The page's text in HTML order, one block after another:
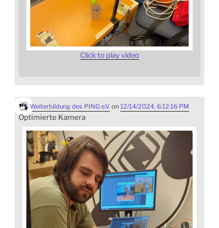
Click to play video
Weiterbildung des PING e.V. on 12/14/2024, 6:12:16 PM
Optimierte Kamera